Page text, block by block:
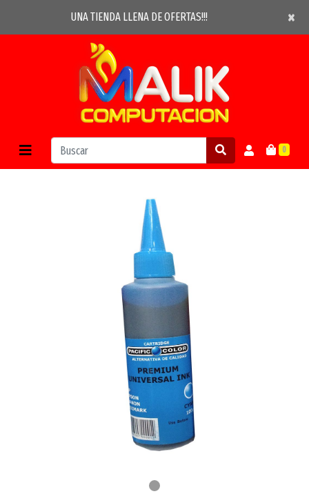
UNA TIENDA LLENA DE OFERTAS!!! ×
×
0